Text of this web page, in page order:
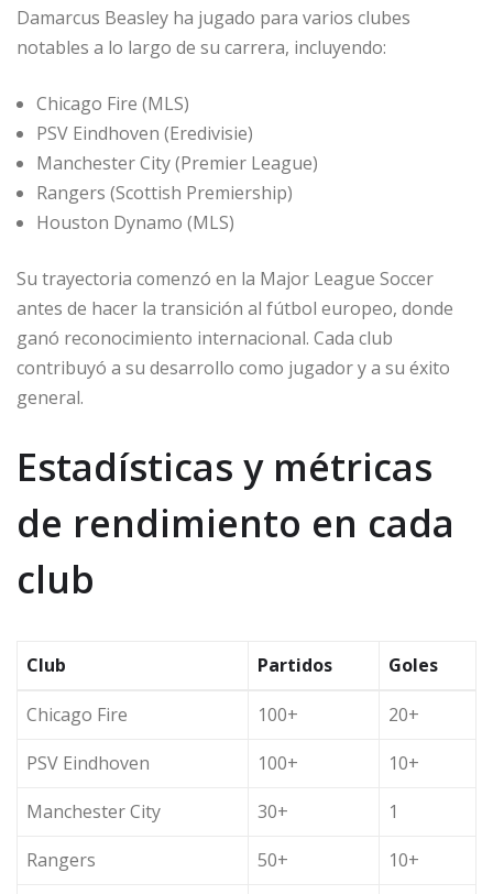
Damarcus Beasley ha jugado para varios clubes
notables a lo largo de su carrera, incluyendo:
Chicago Fire (MLS)
PSV Eindhoven (Eredivisie)
Manchester City (Premier League)
Rangers (Scottish Premiership)
Houston Dynamo (MLS)
Su trayectoria comenzó en la Major League Soccer
antes de hacer la transición al fútbol europeo, donde
ganó reconocimiento internacional. Cada club
contribuyó a su desarrollo como jugador y a su éxito
general.
Estadísticas y métricas
de rendimiento en cada
club
Club Partidos Goles
Chicago Fire 100+
20+
PSV Eindhoven
100+
10+
Manchester City
30+
1
Rangers
50+
10+